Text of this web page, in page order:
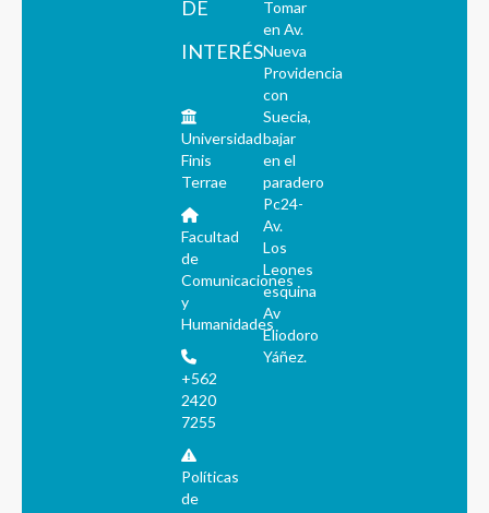
DE
INTERÉS
Universidad
Finis
Terrae
Facultad
de
Comunicaciones
y
Humanidades
+562
2420
7255
Políticas
de
Tomar
en Av.
Nueva
Providencia
con
Suecia,
bajar
en el
paradero
Pc24-
Av.
Los
Leones
esquina
Av
Eliodoro
Yáñez.